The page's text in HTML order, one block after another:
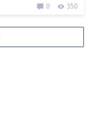
0 350